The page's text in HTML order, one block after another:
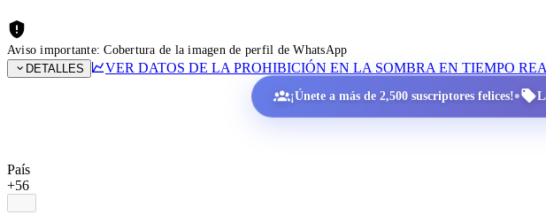
Aviso importante: Cobertura de la imagen de perfil de WhatsApp
DETALLES
VER DATOS DE LA PROHIBICIÓN EN LA SOMBRA EN TIEMPO
¡Únete a más de 2,500 suscriptores felices!•
País
+56